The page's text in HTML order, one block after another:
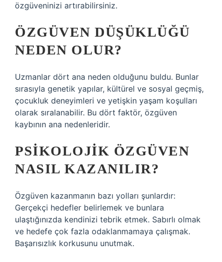
özgüveninizi artırabilirsiniz.
ÖZGÜVEN DÜŞÜKLÜĞÜ
NEDEN OLUR?
Uzmanlar dört ana neden olduğunu buldu. Bunlar
sırasıyla genetik yapılar, kültürel ve sosyal geçmiş,
çocukluk deneyimleri ve yetişkin yaşam koşulları
olarak sıralanabilir. Bu dört faktör, özgüven
kaybının ana nedenleridir.
PSIKOLOJIK ÖZGÜVEN
NASIL KAZANILIR?
Özgüven kazanmanın bazı yolları şunlardır:
Gerçekçi hedefler belirlemek ve bunlara
ulaştığınızda kendinizi tebrik etmek. Sabırlı olmak
ve hedefe çok fazla odaklanmamaya çalışmak.
Başarısızlık korkusunu unutmak.